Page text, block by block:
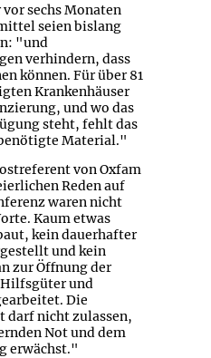
sechs Monaten
seien bislang
"und
verhindern, dass
können. Für über 81
Krankenhäuser
und wo das
steht, fehlt das
Material."
von Oxfam
Reden auf
waren nicht
Kaum etwas
kein dauerhafter
und kein
zur Öffnung der
und
Die
darf nicht zulassen,
Not und dem
erwächst."